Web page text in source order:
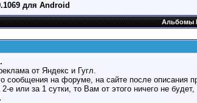
для Android
Альбомы
от Яндекс и Гугл.
сообщения на форуме, на сайте после описания
е или за 1 сутки, то Вам от этого ничего не